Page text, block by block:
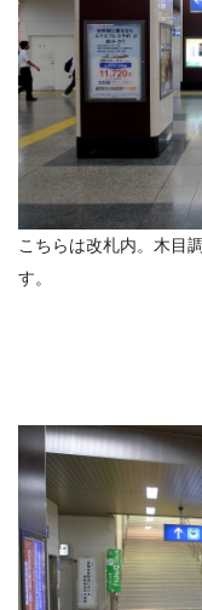
こちらは改札内。木目
す。